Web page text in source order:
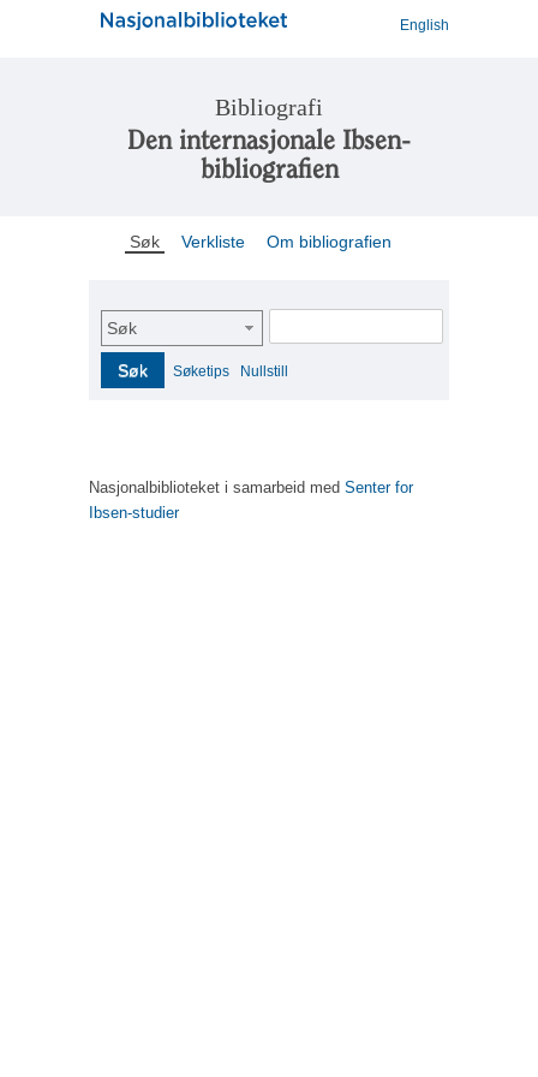
English
Bibliografi
Den internasjonale Ibsen-
bibliografien
Søk Verkliste Om bibliografien
Søk
Søk Søketips Nullstill
Nasjonalbiblioteket i samarbeid med Senter for
Ibsen-studier